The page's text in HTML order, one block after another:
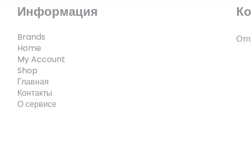
Информация
Brands
Home
My Account
Shop
Главная
Контакты
О сервисе